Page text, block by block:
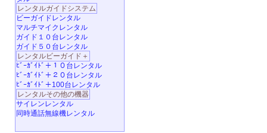
レンタルガイドシステム
ビーガイドレンタル
マルチマイクレンタル
ガイド１０台レンタル
ガイド５０台レンタル
レンタルビーガイド＋
ﾋﾞｰｶﾞｲﾄﾞ＋１０台レンタル
ﾋﾞｰｶﾞｲﾄﾞ＋２０台レンタル
ﾋﾞｰｶﾞｲﾄﾞ＋100台レンタル
レンタルその他の機器
サイレンレンタル
同時通話無線機レンタル